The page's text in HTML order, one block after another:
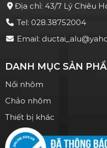
Địa chỉ: 43/7 Lý Chiêu
Tel: 028.38752004
Email:
DANH MỤC SẢN
Nồi nhôm
Chảo nhôm
Thiết bị khác